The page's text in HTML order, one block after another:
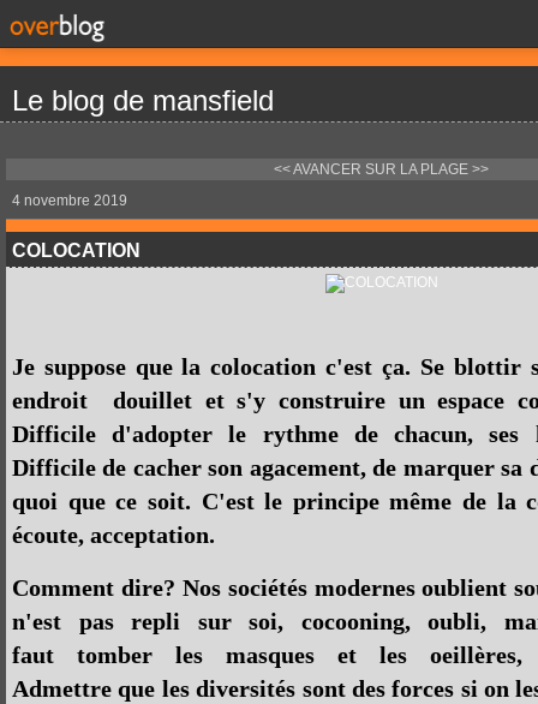
Le blog de mansfield
<< AVANCER SUR LA PLAGE >>
4 novembre 2019
COLOCATION
Je suppose que la colocation c'est ça. Se blottir
endroit douillet et s'y construire un espace
Difficile d'adopter le rythme de chacun, ses
Difficile de cacher son agacement, de marquer sa
quoi que ce soit. C'est le principe même de la
écoute, acceptation.
Comment dire? Nos sociétés modernes oublient
n'est pas repli sur soi, cocooning, oubli,
faut tomber les masques et les oeillères,
Admettre que les diversités sont des forces si on